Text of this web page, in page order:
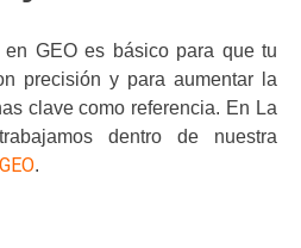
en GEO es básico para que tu
precisión y para aumentar la
clave como referencia. En La
dentro de nuestra
.